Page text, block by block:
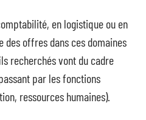
en logistique ou en
des offres dans ces domaines
recherchés vont du cadre
par les fonctions
ressources humaines).